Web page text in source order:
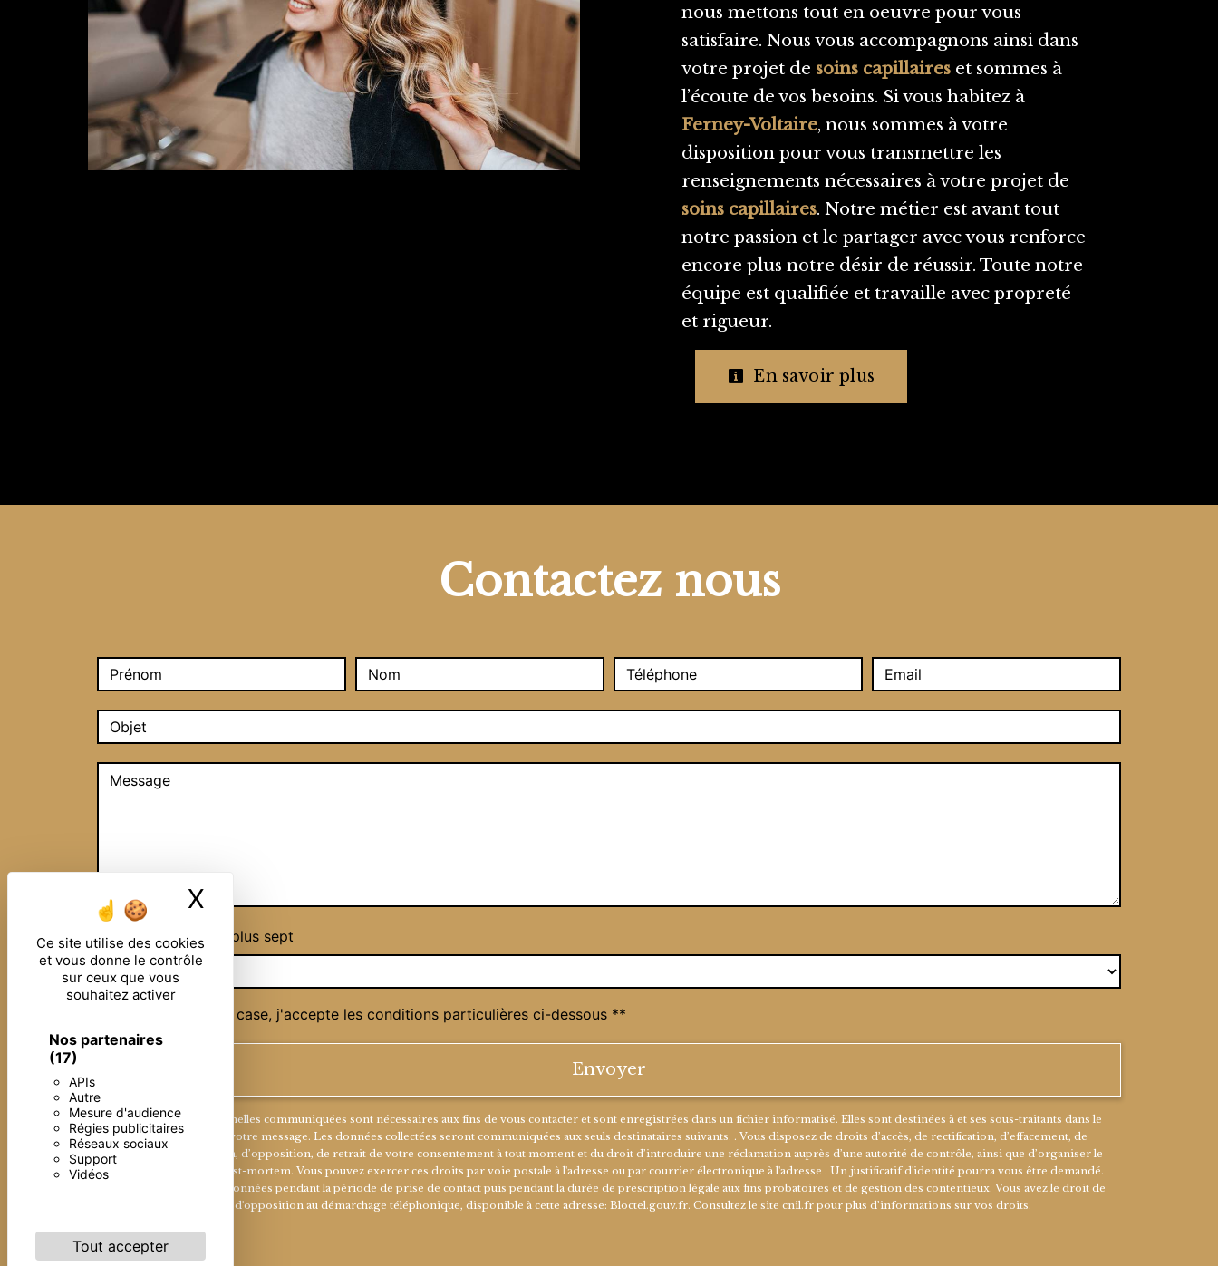
Ce site utilise des cookies
et vous donne le contrôle
sur ceux que vous
souhaitez activer
Nos partenaires
(17)
APIs
Autre
Mesure d'audience
Régies publicitaires
Réseaux sociaux
Support
Vidéos
Tout accepter
X Masquer le bandeau des cookies
nous mettons tout en oeuvre pour vous
satisfaire. Nous vous accompagnons ainsi dans
votre projet de soins capillaires et sommes à
l’écoute de vos besoins. Si vous habitez à
Ferney-Voltaire, nous sommes à votre
disposition pour vous transmettre les
renseignements nécessaires à votre projet de
soins capillaires. Notre métier est avant tout
notre passion et le partager avec vous renforce
encore plus notre désir de réussir. Toute notre
équipe est qualifiée et travaille avec propreté
et rigueur.
En savoir plus
Contactez nous
Combien font trois plus sept
En cochant cette case, j'accepte les conditions particulières ci-dessous **
Envoyer
** Les données personnelles communiquées sont nécessaires aux fins de vous contacter et sont enregistrées dans un fichier informatisé. Elles sont destinées à et ses sous-traitants dans le
seul but de répondre à votre message. Les données collectées seront communiquées aux seuls destinataires suivants: . Vous disposez de droits d’accès, de rectification, d’effacement, de
portabilité, de limitation, d’opposition, de retrait de votre consentement à tout moment et du droit d’introduire une réclamation auprès d’une autorité de contrôle, ainsi que d’organiser le
sort de vos données post-mortem. Vous pouvez exercer ces droits par voie postale à l'adresse ou par courrier électronique à l'adresse . Un justificatif d'identité pourra vous être demandé.
Nous conservons vos données pendant la période de prise de contact puis pendant la durée de prescription légale aux fins probatoires et de gestion des contentieux. Vous avez le droit de
vous inscrire sur la liste d'opposition au démarchage téléphonique, disponible à cette adresse: Bloctel.gouv.fr. Consultez le site cnil.fr pour plus d’informations sur vos droits.